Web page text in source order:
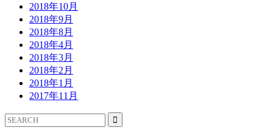
2018年10月
2018年9月
2018年8月
2018年4月
2018年3月
2018年2月
2018年1月
2017年11月